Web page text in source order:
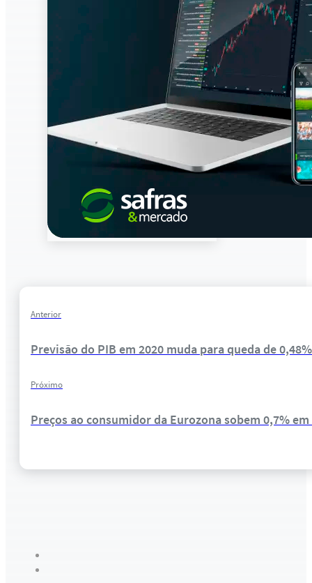
Anterior
Previsão do PIB em 2020 muda para queda de
Próximo
Preços ao consumidor da Eurozona sobem 0,7%